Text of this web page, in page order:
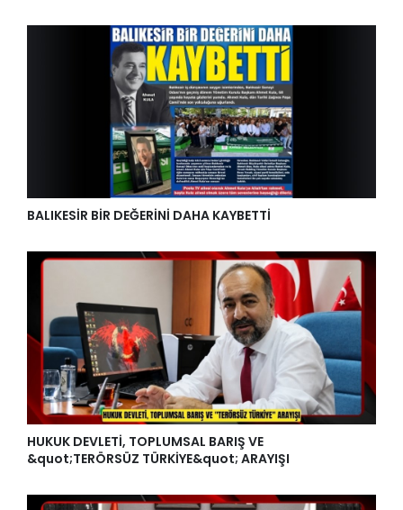
BALIKESİR BİR DEĞERİNİ DAHA KAYBETTİ
HUKUK DEVLETİ, TOPLUMSAL BARIŞ VE
&quot;TERÖRSÜZ TÜRKİYE&quot; ARAYIŞI